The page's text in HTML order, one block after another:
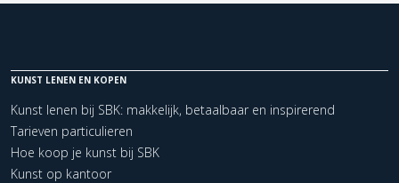
KUNST LENEN EN KOPEN
Kunst lenen bij SBK: makkelijk, betaalbaar en inspirerend
Tarieven particulieren
Hoe koop je kunst bij SBK
Kunst op kantoor